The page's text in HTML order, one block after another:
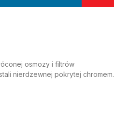
osmozy i filtrów
nierdzewnej pokrytej chromem.